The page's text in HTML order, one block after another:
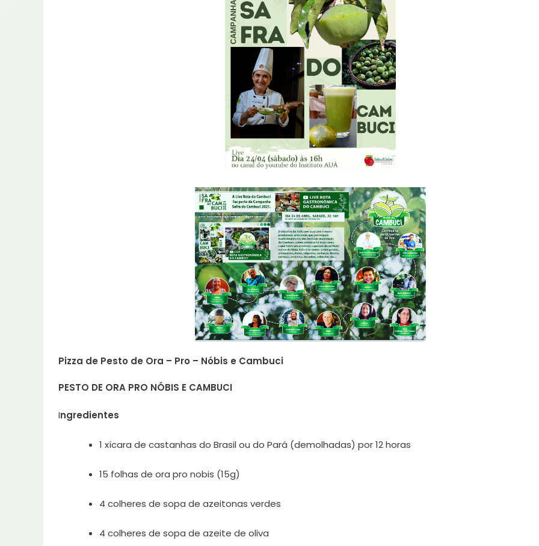
Pizza de Pesto de Ora – Pro – Nóbis e Cambuci
PESTO DE ORA PRO NÓBIS E CAMBUCI
Ingredientes
1 xícara de castanhas do Brasil ou do Pará (demolhadas) por 12 horas
15 folhas de ora pro nobis (15g)
4 colheres de sopa de azeitonas verdes
4 colheres de sopa de azeite de oliva